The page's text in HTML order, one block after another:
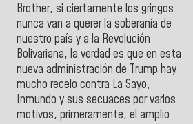
Brother, si ciertamente los gringos
nunca van a querer la soberanía de
nuestro país y a la Revolución
Bolivariana, la verdad es que en esta
nueva administración de Trump hay
mucho recelo contra La Sayo,
Inmundo y sus secuaces por varios
motivos, primeramente, el amplio